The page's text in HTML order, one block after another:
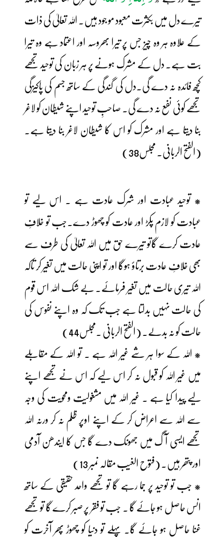
تیرے دل میں بکثرت معبود مو جود ہیں۔ اللہ تعالیٰ کی ذات
کے علاوہ ہر وہ چیز جس پر تیرا بھروسہ اور اعتماد ہے وہ تیرا
بت ہے۔ دل کے مشرک ہونے پر ہر زبان کی توحید تجھے
کچھ فائدہ نہ دے گی۔دل کی گندگی کے ساتھ جسم کی پاکیزگی
تجھے کوئی نفع نہ دے گی۔ صاحبِ توحید اپنے شیطان کو لاغر
بنا دیتا ہے اور مشرک کو اس کا شیطان لاغر بنا دیتا ہے۔
(الفتح الربانی۔ مجلس38)
* توحید عبادت اور شرک عادت ہے ۔ اس لیے تو
عبادت کو لازم پکڑ اور عادت کو چھوڑ دے۔جب تو خلافِ
عادت کرے گاتو تیرے حق میں اللہ تعالیٰ کی طرف سے
بھی خلافِ عادت برتاؤ ہوگا اور تو اپنی حالت میں تغیر کر تاکہ
اللہ تیری حالت میں تغیر فرمائے۔ بے شک اللہ اس قوم
کی حالت نہیں بدلتا ہے جب تک کہ وہ اپنے نفوس کی
حالت کو نہ بدلے۔ (الفتح الربانی ۔مجلس44)
* اللہ کے سوا ہر شے غیر اللہ ہے . تو اللہ کے مقابلے
میں غیر اللہ کو قبول نہ کر اس لیے کہ اس نے تجھے اپنے
لیے پیدا کیا ہے . غیر اللہ میں مشغولیت ومحویت کی وجہ
سے اللہ سے اعراض کر کے اپنے اوپر ظلم نہ کر ورنہ اللہ
تجھے ایسی آگ میں جھونک دے گا جس کا ایندھن آدمی
اور پتھر ہیں۔ (فتوح الغیب مقالہ نمبر 13)
* جب تو توحید پر جما رہے گا تو تجھے واحد حقیقی کے ساتھ
انس حاصل ہو جائے گا ۔ جب تو فقر پر صبر کرے گا تو تجھے
غنا حاصل ہو جائے گا۔ پہلے تو دنیا کو چھوڑ پھر آخرت کو